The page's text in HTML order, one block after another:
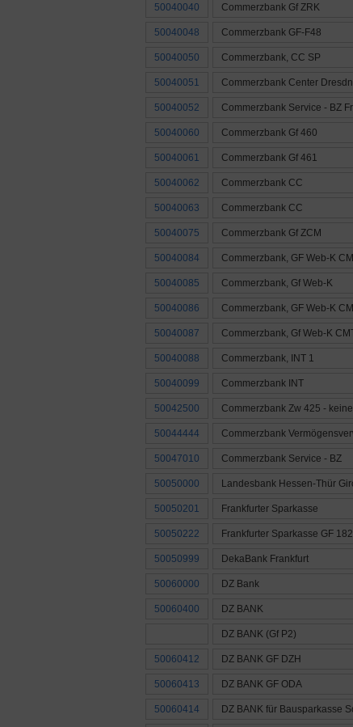
50040040 Commerzbank Gf ZRK
50040048 Commerzbank GF-F48
50040050 Commerzbank, CC SP
50040051 Commerzbank Center
50040052 Commerzbank Service - BZ
50040060 Commerzbank Gf 460
50040061 Commerzbank Gf 461
50040062 Commerzbank CC
50040063 Commerzbank CC
50040075 Commerzbank Gf ZCM
50040084 Commerzbank, GF Web-K
50040085 Commerzbank, Gf Web-K
50040086 Commerzbank, GF Web-K
50040087 Commerzbank, Gf Web-K
50040088 Commerzbank, INT 1
50040099 Commerzbank INT
50042500 Commerzbank Zw 425 -
50044444 Commerzbank
50047010 Commerzbank Service - BZ
50050000 Landesbank Hessen-Thür
50050201 Frankfurter Sparkasse
50050222 Frankfurter Sparkasse GF
50050999 DekaBank Frankfurt
50060000 DZ Bank
50060400 DZ BANK
DZ BANK (Gf P2)
50060412 DZ BANK GF DZH
50060413 DZ BANK GF ODA
50060414 DZ BANK für Bausparkasse